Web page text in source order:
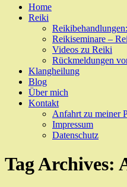
Skip
Home
Reiki
Reikiseminare –
Videos zu Reiki
Rückmeldungen
Klangheilung
Blog
Über mich
Kontakt
Anfahrt zu meiner
Impressum
Datenschutz
Tag Archives: